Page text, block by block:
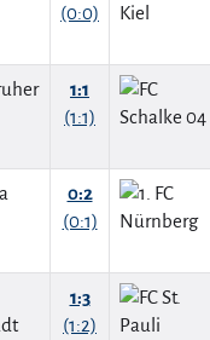
(0:0)
1:1
(1:1)
0:2
(0:1)
1:3
(1:2)